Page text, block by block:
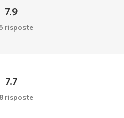
7.9
risposte
7.7
risposte